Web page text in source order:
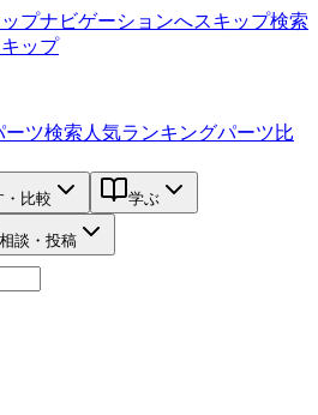
プナビゲーションへスキップ検索
ップ
ーツ検索 人気ランキングパーツ比
・比較 学ぶ
相談・投稿